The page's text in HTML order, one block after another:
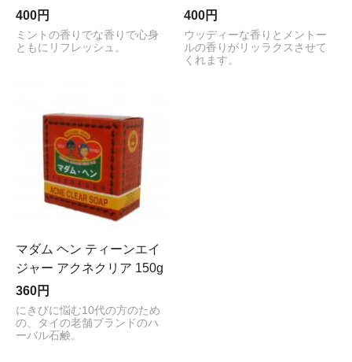
400円
ミントの香りでな香りで心身
ともにリフレッシュ。
400円
ウッディーな香りとメントー
ルの香りがリッラクスさせて
くれます。
マダム ヘン ティーンエイ
ジャー アクネクリア 150g
360円
にきびに悩む10代の方のため
の、タイの老舗ブランドのハ
ーバル石鹸。